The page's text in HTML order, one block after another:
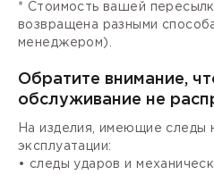
* Стоимость вашей
возвращена разными
менеджером).
Обратите внимание,
обслуживание не
На изделия, имеющие следы
эксплуатации:
• следы ударов и